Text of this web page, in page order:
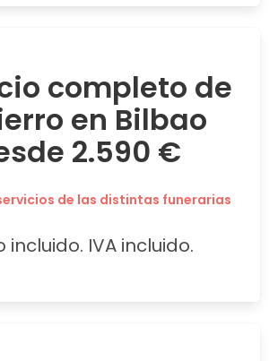
completo de
en Bilbao
2.590 €
de las distintas funerarias
incluido. IVA incluido.